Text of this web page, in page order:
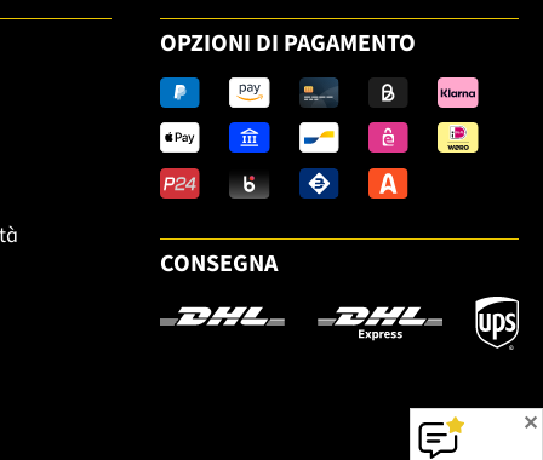
✕
OPZIONI DI PAGAMENTO
CONSEGNA